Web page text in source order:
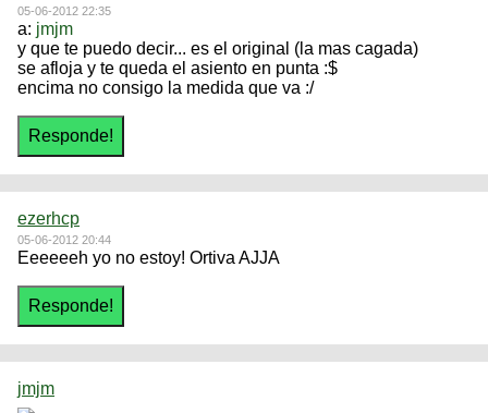
05-06-2012 22:35
a: jmjm
y que te puedo decir... es el original (la mas cagada)
se afloja y te queda el asiento en punta :$
encima no consigo la medida que va :/
ezerhcp
05-06-2012 20:44
Eeeeeeh yo no estoy! Ortiva AJJA
jmjm